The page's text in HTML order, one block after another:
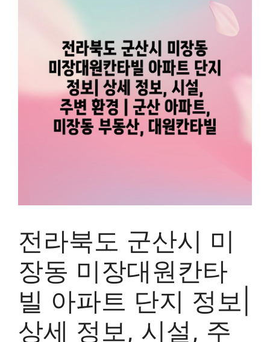
전라북도 군산시 미
장동 미장대원칸타
빌 아파트 단지 정보|
상세 정보, 시설, 주